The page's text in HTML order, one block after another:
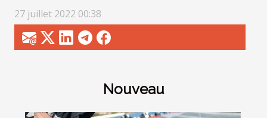
27 juillet 2022 00:38
Nouveau